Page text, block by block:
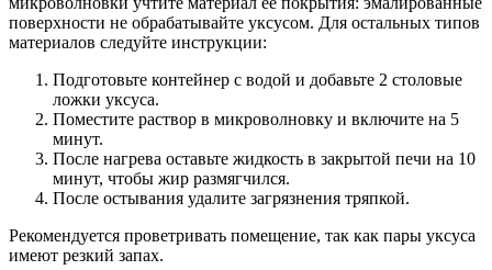
поверхности не обрабатывайте уксусом. Для остальных типов
материалов следуйте инструкции:
Подготовьте контейнер с водой и добавьте 2 столовые
ложки уксуса.
Поместите раствор в микроволновку и включите на 5
минут.
После нагрева оставьте жидкость в закрытой печи на 10
минут, чтобы жир размягчился.
После остывания удалите загрязнения тряпкой.
Рекомендуется проветривать помещение, так как пары уксуса
имеют резкий запах.